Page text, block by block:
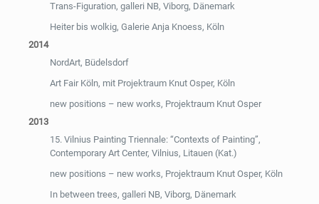
Trans-Figuration, galleri NB, Viborg, Dänemark
Heiter bis wolkig, Galerie Anja Knoess, Köln
2014
NordArt, Büdelsdorf
Art Fair Köln, mit Projektraum Knut Osper, Köln
new positions – new works, Projektraum Knut Osper
2013
15. Vilnius Painting Triennale: “Contexts of Painting”,
Contemporary Art Center, Vilnius, Litauen (Kat.)
new positions – new works, Projektraum Knut Osper, Köln
In between trees, galleri NB, Viborg, Dänemark